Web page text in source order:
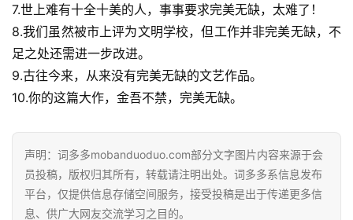
7.世上难有十全十美的人，事事要求完美无缺，太难了！
8.我们虽然被市上评为文明学校，但工作并非完美无缺，不
足之处还需进一步改进。
9.古往今来，从来没有完美无缺的文艺作品。
10.你的这篇大作，金吾不禁，完美无缺。
声明：词多多mobanduoduo.com部分文字图片内容来源于会
员投稿，版权归其所有，转载请注明出处。词多多系信息发布
平台，仅提供信息存储空间服务，接受投稿是出于传递更多信
息、供广大网友交流学习之目的。